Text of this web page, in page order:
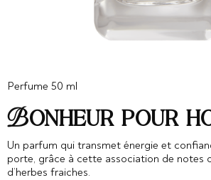
Perfume 50 ml
Bonheur pour
Un parfum qui transmet énergie et
porte, grâce à cette association de notes
d’herbes fraiches.